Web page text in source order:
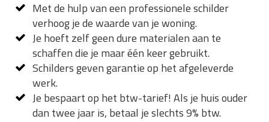
Met de hulp van een professionele schilder
verhoog je de waarde van je woning.
Je hoeft zelf geen dure materialen aan te
schaffen die je maar één keer gebruikt.
Schilders geven garantie op het afgeleverde
werk.
Je bespaart op het btw-tarief! Als je huis ouder
dan twee jaar is, betaal je slechts 9% btw.